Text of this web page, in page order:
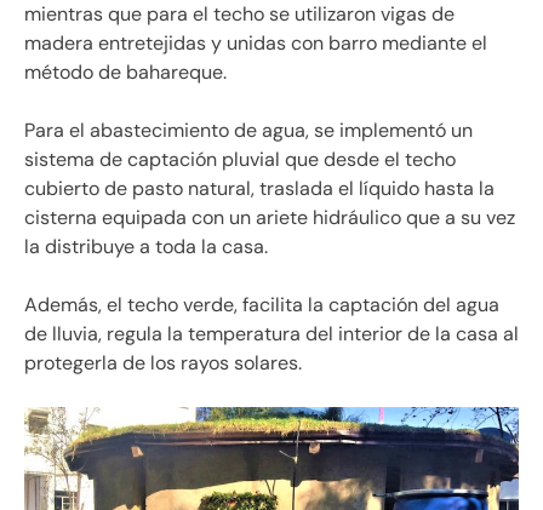
mientras que para el techo se utilizaron vigas de
madera entretejidas y unidas con barro mediante el
método de bahareque.
Para el abastecimiento de agua, se implementó un
sistema de captación pluvial que desde el techo
cubierto de pasto natural, traslada el líquido hasta la
cisterna equipada con un ariete hidráulico que a su vez
la distribuye a toda la casa.
Además, el techo verde, facilita la captación del agua
de lluvia, regula la temperatura del interior de la casa al
protegerla de los rayos solares.